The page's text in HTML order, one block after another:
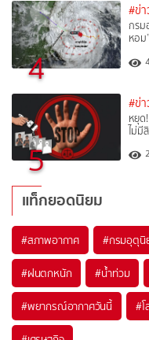
4
#ข่
กรม
หอม
5
#ข่
หยุด
ไม่มี
แท็กยอดนิยม
#สภาพอากาศ #กรมอุตุนิ
#ฝนตกหนัก #น้ำท่วม
#พยากรณ์อากาศวันนี้ #